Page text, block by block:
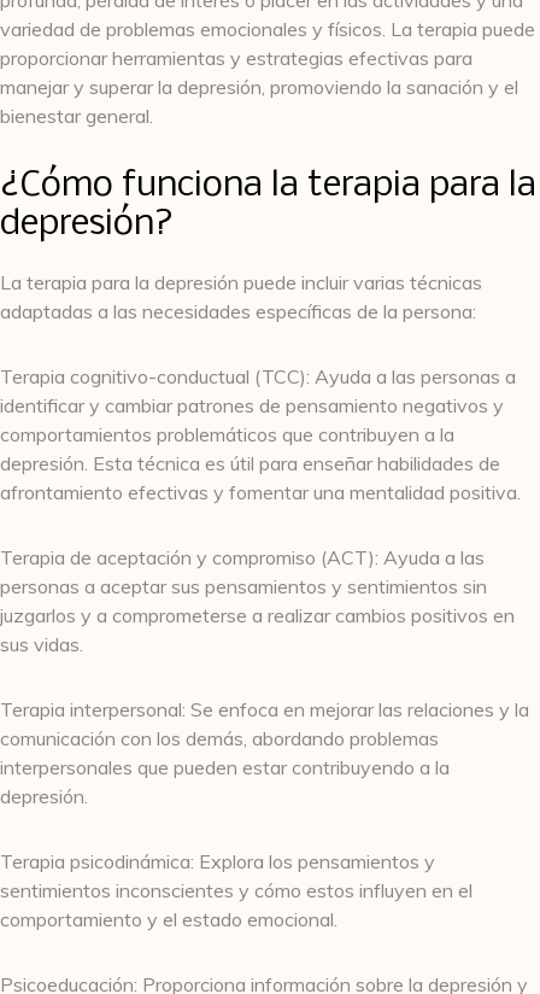
variedad de problemas emocionales y físicos. La terapia puede
proporcionar herramientas y estrategias efectivas para
manejar y superar la depresión, promoviendo la sanación y el
bienestar general.
¿Cómo funciona la terapia para la
depresión?
La terapia para la depresión puede incluir varias técnicas
adaptadas a las necesidades específicas de la persona:
Terapia cognitivo-conductual (TCC): Ayuda a las personas a
identificar y cambiar patrones de pensamiento negativos y
comportamientos problemáticos que contribuyen a la
depresión. Esta técnica es útil para enseñar habilidades de
afrontamiento efectivas y fomentar una mentalidad positiva.
Terapia de aceptación y compromiso (ACT): Ayuda a las
personas a aceptar sus pensamientos y sentimientos sin
juzgarlos y a comprometerse a realizar cambios positivos en
sus vidas.
Terapia interpersonal: Se enfoca en mejorar las relaciones y la
comunicación con los demás, abordando problemas
interpersonales que pueden estar contribuyendo a la
depresión.
Terapia psicodinámica: Explora los pensamientos y
sentimientos inconscientes y cómo estos influyen en el
comportamiento y el estado emocional.
Psicoeducación: Proporciona información sobre la depresión y